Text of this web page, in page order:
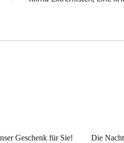
Geschenk für Sie! Die